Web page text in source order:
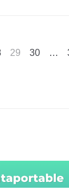
29 30 …